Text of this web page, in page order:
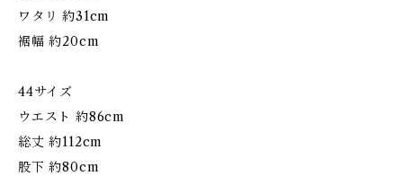
ワタリ 約31cm
裾幅 約20cm
44サイズ
ウエスト 約86cm
総丈 約112cm
股下 約80cm